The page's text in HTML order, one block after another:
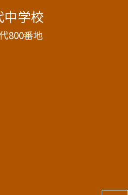
中学校
800番地